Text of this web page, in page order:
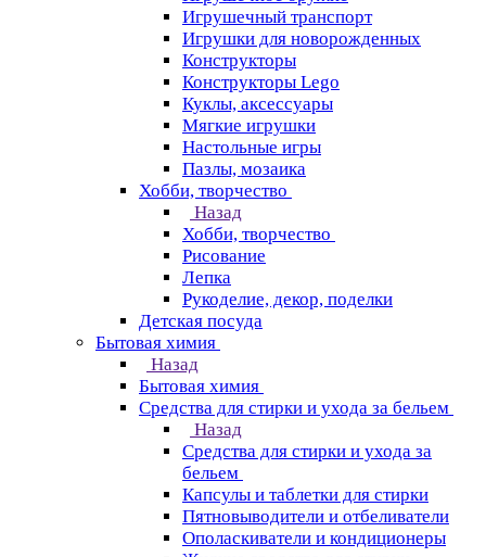
Игрушечный транспорт
Игрушки для новорожденных
Конструкторы
Конструкторы Lego
Куклы, аксессуары
Мягкие игрушки
Настольные игры
Пазлы, мозаика
Хобби, творчество
Назад
Хобби, творчество
Рисование
Лепка
Рукоделие, декор, поделки
Детская посуда
Бытовая химия
Назад
Бытовая химия
Средства для стирки и ухода за бельем
Назад
Средства для стирки и ухода за
бельем
Капсулы и таблетки для стирки
Пятновыводители и отбеливатели
Ополаскиватели и кондиционеры